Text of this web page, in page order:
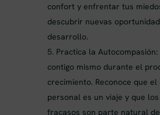
confort y enfrentar tus
descubrir nuevas
desarrollo.
Practica la Autocompasión:
contigo mismo durante el
crecimiento. Reconoce que
personal es un viaje y que
fracasos son parte natural